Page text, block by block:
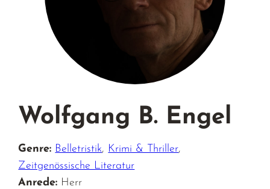
Wolfgang B. Engel
Genre: Belletristik, Krimi & Thriller,
Zeitgenössische Literatur
Anrede: Herr